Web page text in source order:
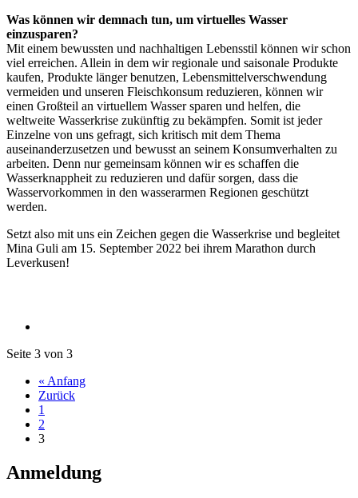
Was können wir demnach tun, um virtuelles Wasser
einzusparen?
Mit einem bewussten und nachhaltigen Lebensstil können wir schon
viel erreichen. Allein in dem wir regionale und saisonale Produkte
kaufen, Produkte länger benutzen, Lebensmittelverschwendung
vermeiden und unseren Fleischkonsum reduzieren, können wir
einen Großteil an virtuellem Wasser sparen und helfen, die
weltweite Wasserkrise zukünftig zu bekämpfen. Somit ist jeder
Einzelne von uns gefragt, sich kritisch mit dem Thema
auseinanderzusetzen und bewusst an seinem Konsumverhalten zu
arbeiten. Denn nur gemeinsam können wir es schaffen die
Wasserknappheit zu reduzieren und dafür sorgen, dass die
Wasservorkommen in den wasserarmen Regionen geschützt
werden.
Setzt also mit uns ein Zeichen gegen die Wasserkrise und begleitet
Mina Guli am 15. September 2022 bei ihrem Marathon durch
Leverkusen!
Seite 3 von 3
« Anfang
Zurück
1
2
3
Anmeldung